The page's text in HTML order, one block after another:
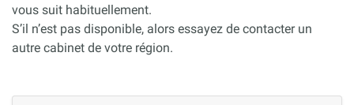
vous suit habituellement.
S’il n’est pas disponible, alors essayez de contacter un
autre cabinet de votre région.